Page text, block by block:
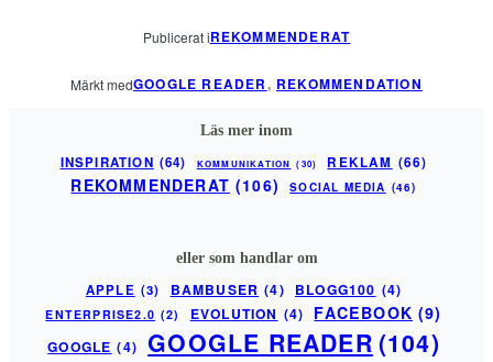
Publicerat iREKOMMENDERAT
Märkt medGOOGLE READER, REKOMMENDATION
Läs mer inom
INSPIRATION (64) KOMMUNIKATION (30) REKLAM (66)
REKOMMENDERAT (106) SOCIAL MEDIA (46)
eller som handlar om
APPLE (3) BAMBUSER (4) BLOGG100 (4)
ENTERPRISE2.0 (2) EVOLUTION (4) FACEBOOK (9)
GOOGLE (4) GOOGLE READER(104)